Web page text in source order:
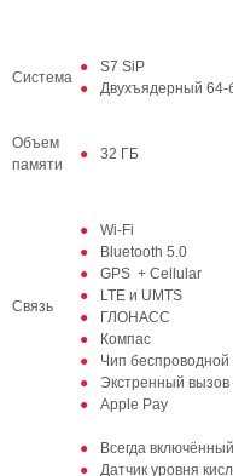
Система
S7 SiP
Двухъядерный
Объем
памяти
32 ГБ
Связь
Wi-Fi
Bluetooth 5.0
GPS + Cellular
LTE и UMTS
ГЛОНАСС
Компас
Чип беспроводной
Экстренный
Apple Pay
Всегда
Датчик уровня